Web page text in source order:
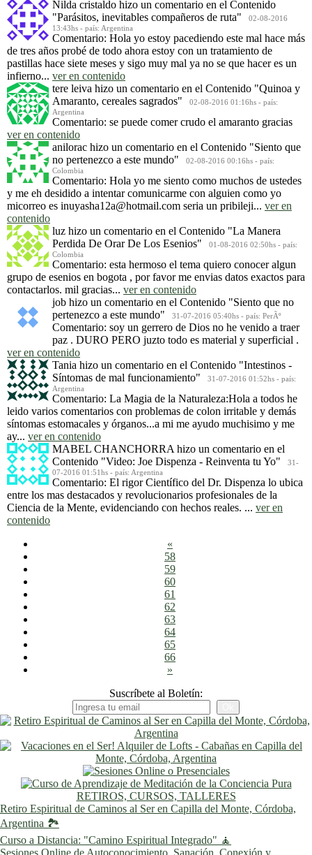
Nilda cristaldo hizo un comentario en el Contenido
"Parásitos, inevitables compañeros de ruta"
02-08-2016
13:43hs - país: Argentina
Comentario: Hola yo estoy pacediendo este mal hace más
de tres años probé de todo ahora estoy con un tratamiento de
pastillas hace siete meses y sigo muy mal ya no se que hacer es un
infierno... ver en contenido
tere leiva hizo un comentario en el Contenido "Quinoa y
Amaranto, cereales sagrados"
02-08-2016 01:16hs - país:
Argentina
Comentario: se puede comer crudo el amaranto gracias
ver en contenido
anilorac hizo un comentario en el Contenido "Siento que
no pertenezco a este mundo"
02-08-2016 00:16hs - país:
Colombia
Comentario: Hola yo me siento como muchos de ustedes
y me eh desidido a intentar comunicarme con alguien como yo
micorreo es inuyasha12a@hotmail.com seria un pribileji... ver en
contenido
luz hizo un comentario en el Contenido "La Manera
Perdida De Orar De Los Esenios"
01-08-2016 02:50hs - país:
Colombia
Comentario: esta hermoso el tema quiero conocer algun
grupo de esenios en bogota , por favor me envias datos exactos para
contactarlos. mil gracias... ver en contenido
job hizo un comentario en el Contenido "Siento que no
pertenezco a este mundo"
31-07-2016 05:40hs - país: PerÃº
Comentario: soy un gerrero de Dios no he venido a traer
paz . DURO PERO juzto todo es material y superficial .
ver en contenido
Tania hizo un comentario en el Contenido "Intestinos -
Síntomas de mal funcionamiento"
31-07-2016 01:52hs - país:
Argentina
Comentario: La Magia de la Naturaleza:Hola a todos he
leido varios comentarios con problemas de colon irritable y demás
síntomas estomacales y órganos...a mi me ayudo muchisimo y me
ay... ver en contenido
MABEL CHANCHORRA hizo un comentario en el
Contenido "Video: Joe Dispenza - Reinventa tu Yo"
31-
07-2016 01:51hs - país: Argentina
Comentario: El rigor Científico del Dr. Dispenza lo ubica
entre los mas destacados y revolucionarios profesionales de la
Ciencia de la Mente, evidenciando con hechos reales. ... ver en
contenido
«
58
59
60
61
62
63
64
65
66
»
Suscríbete al Boletín:
RETIROS, CURSOS, TALLERES
Retiro Espiritual de Caminos al Ser en Capilla del Monte, Córdoba,
Argentina 🏞️
Curso a Distancia: "Camino Espiritual Integrado" 🧘
Sesiones Online de Autoconocimiento, Sanación, Conexión y